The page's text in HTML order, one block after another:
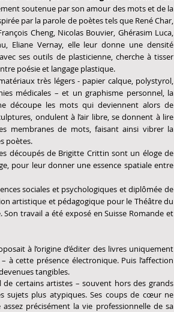
soutenue par son amour des mots et de la
par la parole de poètes tels que René Char,
Cheng, Nicolas Bouvier, Ghérasim Luca,
Eliane Vernay, elle leur donne une densité
ses outils de plasticienne, cherche à tisser
poésie et langage plastique.
très légers - papier calque, polystyrol,
médicales – et un graphisme personnel, la
découpe les mots qui deviennent alors de
ondulent à l’air libre, se donnent à lire
membranes de mots, faisant ainsi vibrer la
poètes.
découpés de Brigitte Crittin sont un éloge de
pour leur donner une essence spatiale entre
sociales et psychologiques et diplômée de
artistique et pédagogique pour le Théâtre du
travail a été exposé en Suisse Romande et
à l’origine d’éditer des livres uniquement
à cette présence électronique. Puis l’affection
tangibles.
certains artistes – souvent hors des grands
sujets plus atypiques. Ses coups de cœur ne
précisément la vie professionnelle de sa